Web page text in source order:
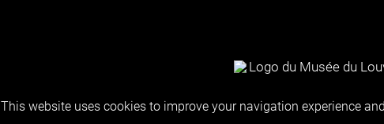
This website uses cookies to improve your navigation experience